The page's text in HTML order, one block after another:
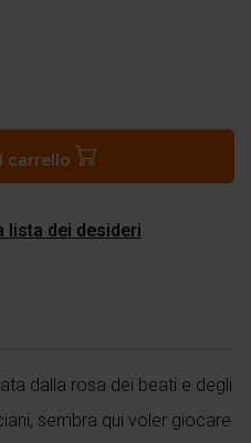
carrello
lista dei desideri
dalla rosa dei beati e degli
sembra qui voler giocare